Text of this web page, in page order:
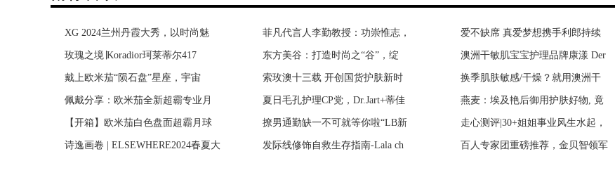
XG 2024兰州丹霞大秀，以时尚魅
玫瑰之境∣Koradior珂莱蒂尔417
戴上欧米茄“陨石盘”星座，宇宙
佩戴分享：欧米茄全新超霸专业月
【开箱】欧米茄白色盘面超霸月球
诗逸画卷 | ELSEWHERE2024春夏大
菲凡代言人李勤教授：功崇惟志，
东方美谷：打造时尚之“谷”，绽
索玫澳十三载 开创国货护肤新时
夏日毛孔护理CP党，Dr.Jart+蒂佳
撩男通勤缺一不可就等你啦“LB新
发际线修饰自救生存指南-Lala ch
爱不缺席 真爱梦想携手利郎持续
澳洲干敏肌宝宝护理品牌康漾 Der
换季肌肤敏感/干燥？就用澳洲干
燕麦：埃及艳后御用护肤好物, 竟
走心测评|30+姐姐事业风生水起，
百人专家团重磅推荐，金贝智领军
vivo官宣刘昊然代言vivo S6，网
刘昊然新代言vivo S6官宣，这波
实力开挂的刘昊然屡再获品牌青睐
社交新零售如何成为下一个经济风
货真价实，才能赢得街坊们的喜爱
运动时尚欢乐无限BOB体育打造顶
《正是青春璀璨时》央八开播 激
《我怕来不及》5月5日湖北播出
《产科医生》湖北开播 佟丽娅王
《鸡毛飞上天》湖北播出 张译殷
《老酒馆》湖北开播 侠气英雄汇
幸福院》探讨养老民生议题 刘佩
紫荆豪庭闹鬼事件 中海紫荆豪庭
一个人要发财的预兆 发财有什么
鬼生活在哪里 鬼生活在几维空间
新房子没搬家前能住吗？没搬家前
如何判断房子阴气重 房子阴气太
为什么说养猫穷三代 猫到底是招